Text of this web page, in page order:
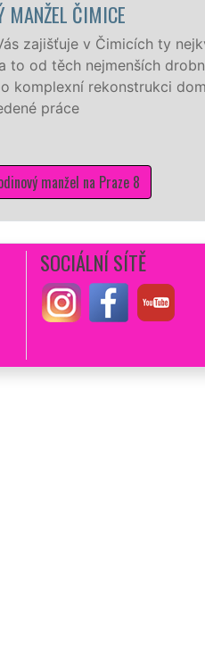
MANŽEL ČIMICE
zajišťuje v Čimicích ty
to od těch nejmenších
komplexní rekonstrukci
práce
manžel na Praze 8
SOCIÁLNÍ SÍTĚ